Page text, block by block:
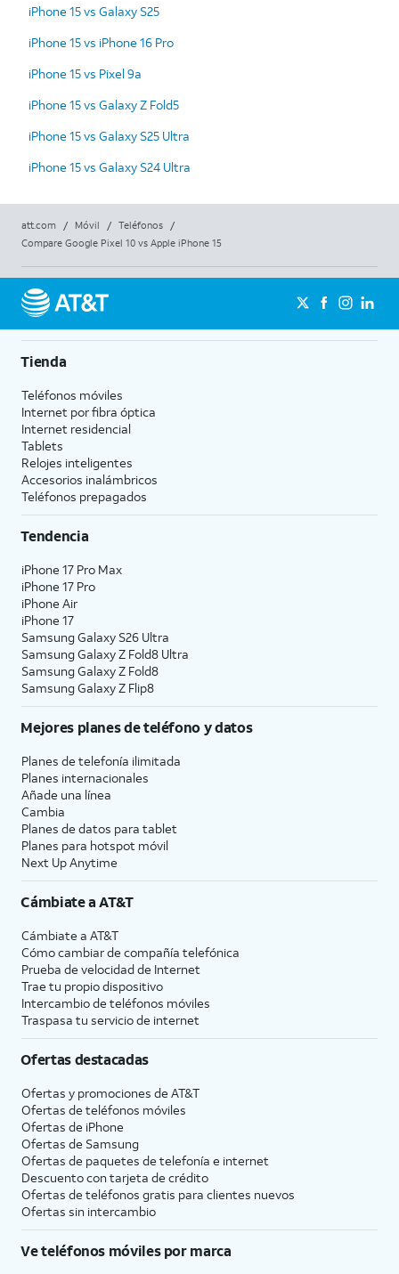
iPhone 15 vs Galaxy S25
iPhone 15 vs iPhone 16 Pro
iPhone 15 vs Pixel 9a
iPhone 15 vs Galaxy Z Fold5
iPhone 15 vs Galaxy S25 Ultra
iPhone 15 vs Galaxy S24 Ultra
att.com / Móvil / Teléfonos
/
Compare Google Pixel 10 vs Apple iPhone 15
Tienda
Teléfonos móviles
Internet por fibra óptica
Internet residencial
Tablets
Relojes inteligentes
Accesorios inalámbricos
Teléfonos prepagados
Tendencia
iPhone 17 Pro Max
iPhone 17 Pro
iPhone Air
iPhone 17
Samsung Galaxy S26 Ultra
Samsung Galaxy Z Fold8 Ultra
Samsung Galaxy Z Fold8
Samsung Galaxy Z Flip8
Mejores planes de teléfono y datos
Planes de telefonía ilimitada
Planes internacionales
Añade una línea
Cambia
Planes de datos para tablet
Planes para hotspot móvil
Next Up Anytime
Cámbiate aAT&T
Cámbiate a AT&T
Cómo cambiar de compañía telefónica
Prueba de velocidad de Internet
Trae tu propio dispositivo
Intercambio de teléfonos móviles
Traspasa tu servicio de internet
Ofertas destacadas
Ofertas y promociones de AT&T
Ofertas de teléfonos móviles
Ofertas de iPhone
Ofertas de Samsung
Ofertas de paquetes de telefonía e internet
Descuento con tarjeta de crédito
Ofertas de teléfonos gratis para clientes nuevos
Ofertas sin intercambio
Ve teléfonos móviles por marca